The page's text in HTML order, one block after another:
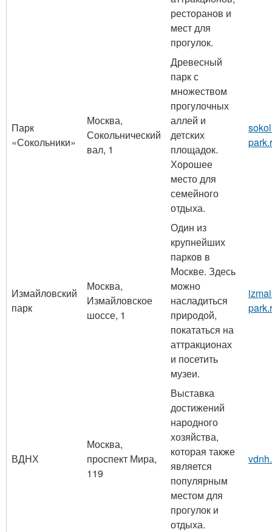
ресторанов и
мест для
прогулок.
Парк
«Сокольники»
Москва,
Сокольнический
вал, 1
Древесный
парк с
множеством
прогулочных
аллей и
детских
площадок.
Хорошее
место для
семейного
отдыха.
Измайловский
парк
Москва,
Измайловское
шоссе, 1
Один из
крупнейших
парков в
Москве. Здесь
можно
насладиться
природой,
покататься на
аттракционах
и посетить
музеи.
ВДНХ
Москва,
проспект Мира,
119
Выставка
достижений
народного
хозяйства,
которая также
является
популярным
местом для
прогулок и
отдыха.